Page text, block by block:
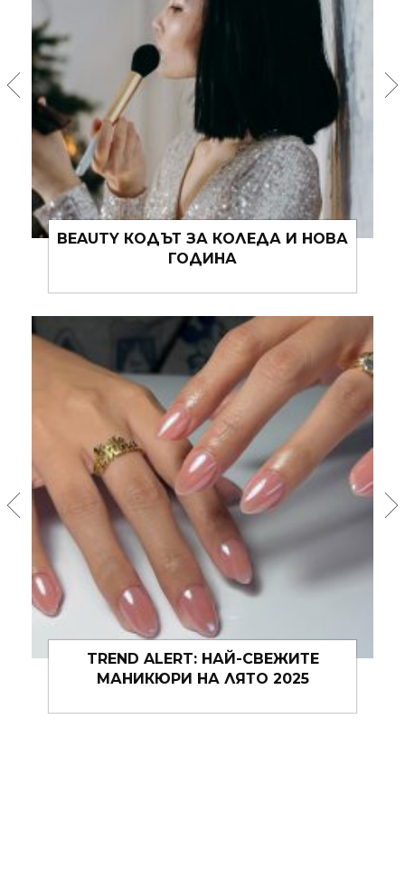
BABY, IT’S COLD OUTSIDE ИЛИ КАК
ПРАВИЛНО ДА СЕ ГРИЖИМ ЗА
ШАРЪН СТОУН СМЕНИ
ХАРАКТЕРНАТА СИ ПРИЧЕСКА С